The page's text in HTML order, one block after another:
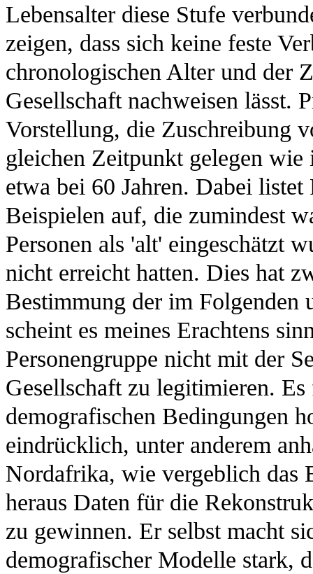
Lebensalter diese Stufe
zeigen, dass sich keine feste
chronologischen Alter und der
Gesellschaft nachweisen lässt.
Vorstellung, die Zuschreibung
gleichen Zeitpunkt gelegen wie
etwa bei 60 Jahren. Dabei
Beispielen auf, die zumindest
Personen als 'alt' eingeschätzt
nicht erreicht hatten. Dies hat
Bestimmung der im Folgenden
scheint es meines Erachtens
Personengruppe nicht mit der
Gesellschaft zu legitimieren.
demografischen Bedingungen
eindrücklich, unter anderem
Nordafrika, wie vergeblich das
heraus Daten für die
zu gewinnen. Er selbst macht
demografischer Modelle stark,